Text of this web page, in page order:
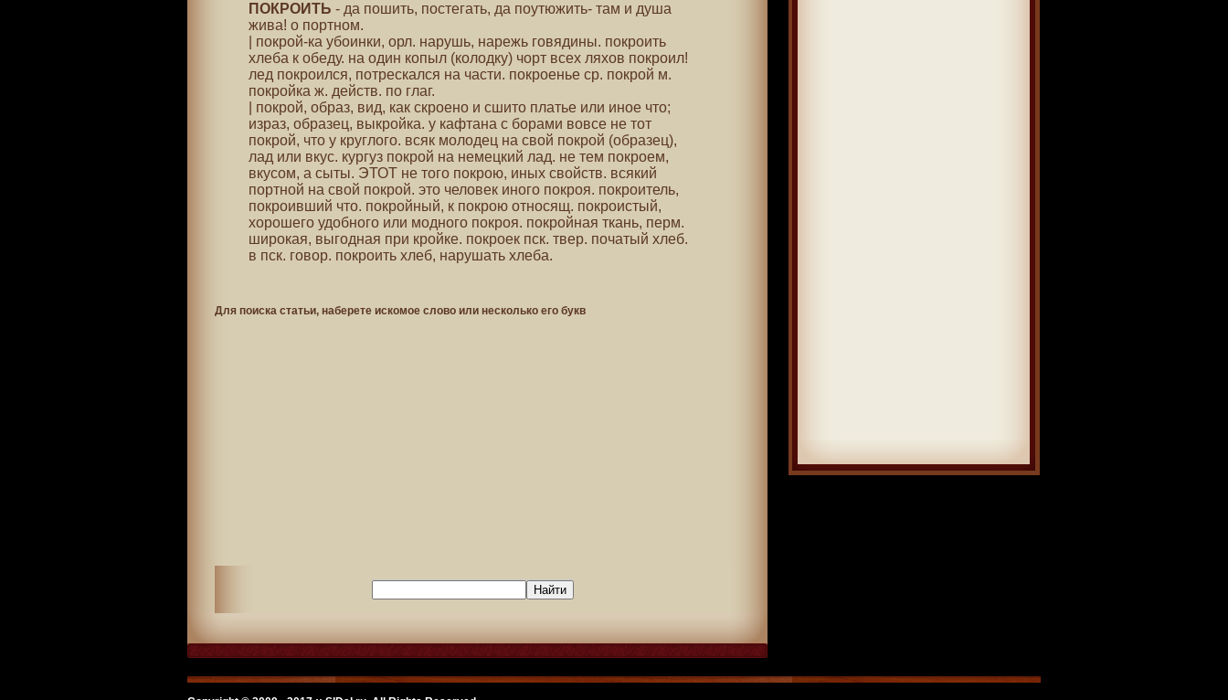
ПОКРОИТЬ - да пошить, постегать, да поутюжить- там и душа
жива! о портном.
| покрой-ка убоинки, орл. нарушь, нарежь говядины. покроить
хлеба к обеду. на один копыл (колодку) чорт всех ляхов покроил!
лед покроился, потрескался на части. покроенье ср. покрой м.
покройка ж. действ. по глаг.
| покрой, образ, вид, как скроено и сшито платье или иное что;
израз, образец, выкройка. у кафтана с борами вовсе не тот
покрой, что у круглого. всяк молодец на свой покрой (образец),
лад или вкус. кургуз покрой на немецкий лад. не тем покроем,
вкусом, а сыты. ЭТОТ не того покрою, иных свойств. всякий
портной на свой покрой. это человек иного покроя. покроитель,
покроивший что. покройный, к покрою относящ. покроистый,
хорошего удобного или модного покроя. покройная ткань, перм.
широкая, выгодная при кройке. покроек пск. твер. початый хлеб.
в пск. говор. покроить хлеб, нарушать хлеба.
Для поиска статьи, наберете искомое слово или несколько его букв